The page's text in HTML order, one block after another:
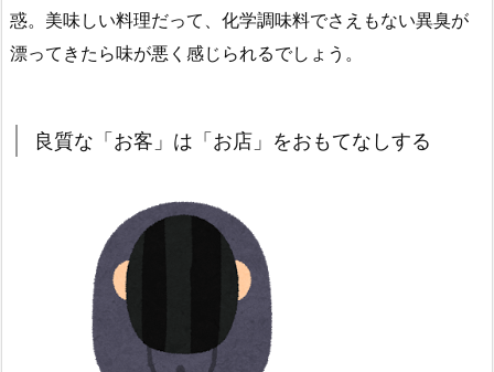
惑。美味しい料理だって、化学調味料でさえもない異臭が
漂ってきたら味が悪く感じられるでしょう。
良質な「お客」は「お店」をおもてなしする